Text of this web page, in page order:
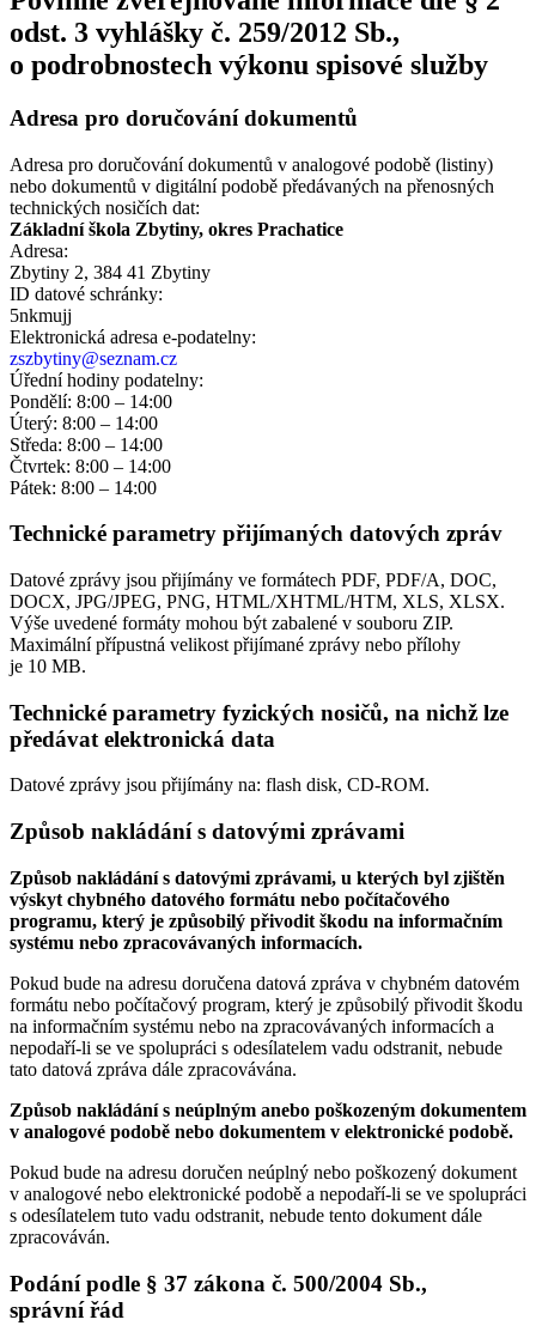
odst. 3 vyhlášky č. 259/2012 Sb.,
o podrobnostech výkonu spisové služby
Adresa pro doručování dokumentů
Adresa pro doručování dokumentů v analogové podobě (listiny)
nebo dokumentů v digitální podobě předávaných na přenosných
technických nosičích dat:
Základní škola Zbytiny, okres Prachatice
Adresa:
Zbytiny 2, 384 41 Zbytiny
ID datové schránky:
5nkmujj
Elektronická adresa e‑podatelny:
zszbytiny@seznam.cz
Úřední hodiny podatelny:
Pondělí: 8:00 – 14:00
Úterý: 8:00 – 14:00
Středa: 8:00 – 14:00
Čtvrtek: 8:00 – 14:00
Pátek: 8:00 – 14:00
Technické parametry přijímaných datových zpráv
Datové zprávy jsou přijímány ve formátech PDF, PDF/A, DOC,
DOCX, JPG/JPEG, PNG, HTML/XHTML/HTM, XLS, XLSX.
Výše uvedené formáty mohou být zabalené v souboru ZIP.
Maximální přípustná velikost přijímané zprávy nebo přílohy
je 10 MB.
Technické parametry fyzických nosičů, na nichž lze
předávat elektronická data
Datové zprávy jsou přijímány na: flash disk, CD-ROM.
Způsob nakládání s datovými zprávami
Způsob nakládání s datovými zprávami, u kterých byl zjištěn
výskyt chybného datového formátu nebo počítačového
programu, který je způsobilý přivodit škodu na informačním
systému nebo zpracovávaných informacích.
Pokud bude na adresu doručena datová zpráva v chybném datovém
formátu nebo počítačový program, který je způsobilý přivodit škodu
na informačním systému nebo na zpracovávaných informacích a
nepodaří-li se ve spolupráci s odesílatelem vadu odstranit, nebude
tato datová zpráva dále zpracovávána.
Způsob nakládání s neúplným anebo poškozeným dokumentem
v analogové podobě nebo dokumentem v elektronické podobě.
Pokud bude na adresu doručen neúplný nebo poškozený dokument
v analogové nebo elektronické podobě a nepodaří-li se ve spolupráci
s odesílatelem tuto vadu odstranit, nebude tento dokument dále
zpracováván.
Podání podle § 37 zákona č. 500/2004 Sb.,
správní řád